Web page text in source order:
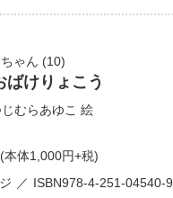
ゃん (10)
ばけりょこう
むらあゆこ 絵
(本体1,000円+税)
ISBN978-4-251-04540-9